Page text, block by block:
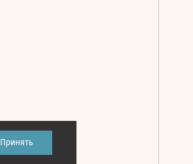
Принять